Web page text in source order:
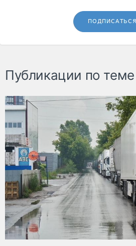
ПОДПИСАТЬСЯ
Публикации по теме